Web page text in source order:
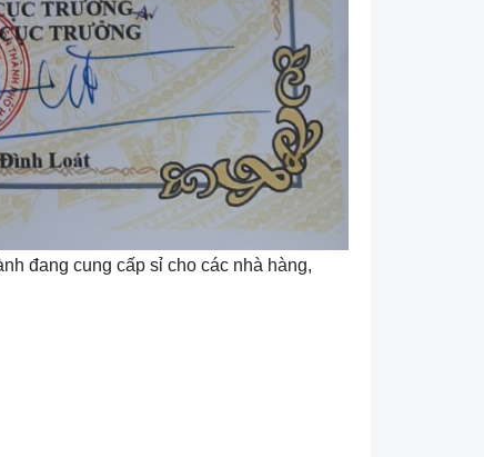
đang cung cấp sỉ cho các nhà hàng,